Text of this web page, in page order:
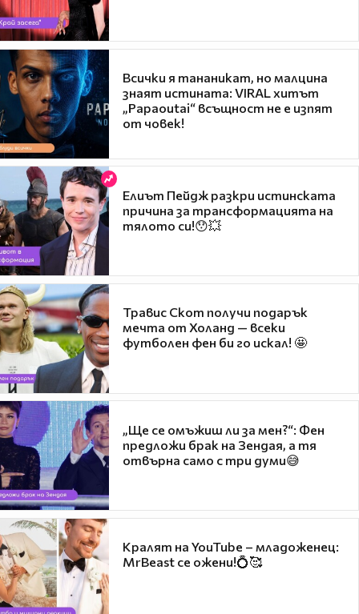
Всички я тананикат, но малцина
знаят истината: VIRAL хитът
„Papaoutai“ всъщност не е изпят
от човек!
Елиът Пейдж разкри истинската
причина за трансформацията на
тялото си!😯💥
Травис Скот получи подарък
мечта от Холанд — всеки
футболен фен би го искал! 🤩
„Ще се омъжиш ли за мен?“: Фен
предложи брак на Зендая, а тя
отвърна само с три думи😅
Кралят на YouTube – младоженец:
MrBeast се ожени!💍🥰